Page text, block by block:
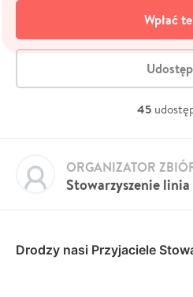
Wpłać
45
Stowarzyszenie
ORGANIZATOR
Drodzy nasi Przyjaciele